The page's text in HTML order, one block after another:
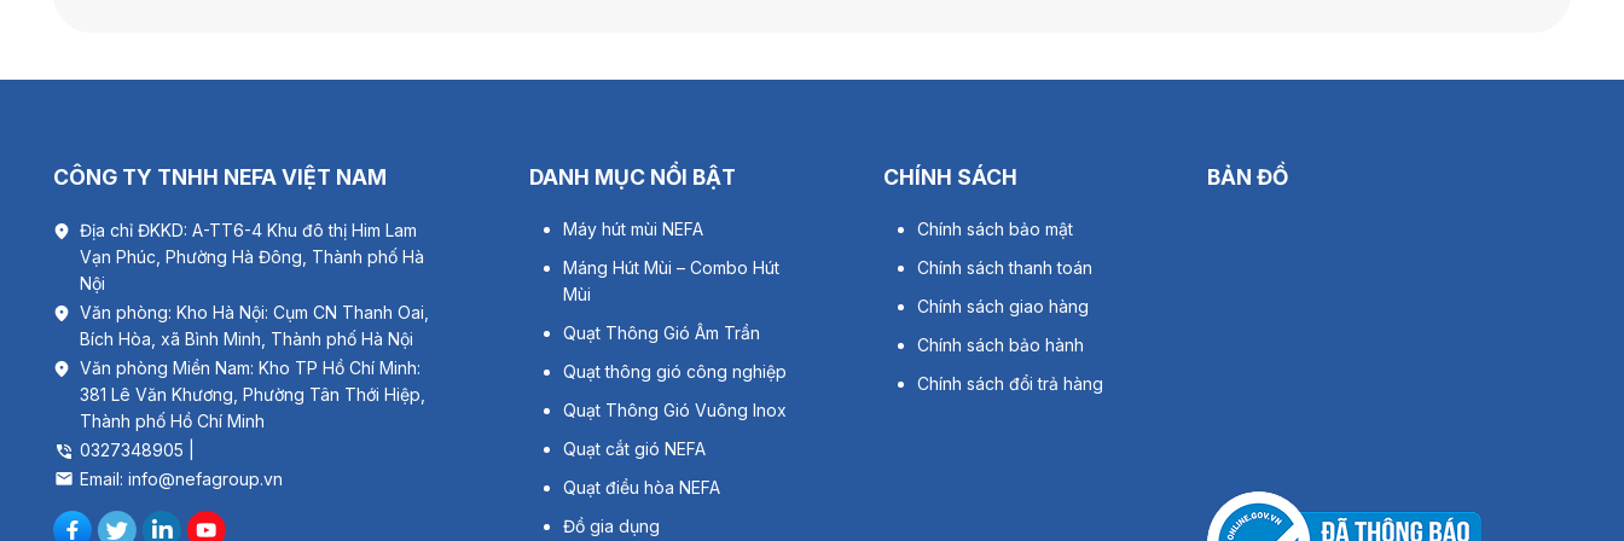
CÔNG TY TNHH NEFA VIỆT NAM
Địa chỉ ĐKKD: A-TT6-4 Khu đô thị Him Lam
Vạn Phúc, Phường Hà Đông, Thành phố Hà
Nội
Văn phòng: Kho Hà Nội: Cụm CN Thanh Oai,
Bích Hòa, xã Bình Minh, Thành phố Hà Nội
Văn phòng Miền Nam: Kho TP Hồ Chí Minh:
381 Lê Văn Khương, Phường Tân Thới Hiệp,
Thành phố Hồ Chí Minh
0327348905 |
Email: info@nefagroup.vn
DANH MỤC NỔI BẬT
Máy hút mùi NEFA
Máng Hút Mùi – Combo Hút
Mùi
Quạt Thông Gió Âm Trần
Quạt thông gió công nghiệp
Quạt Thông Gió Vuông Inox
Quạt cắt gió NEFA
Quạt điều hòa NEFA
Đồ gia dụng
CHÍNH SÁCH
Chính sách bảo mật
Chính sách thanh toán
Chính sách giao hàng
Chính sách bảo hành
Chính sách đổi trả hàng
BẢN ĐỒ